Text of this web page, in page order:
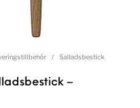
/ Salladsbestick
–